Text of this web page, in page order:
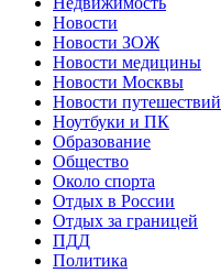
Новости
Новости ЗОЖ
Новости медицины
Новости Москвы
Новости путешествий
Ноутбуки и ПК
Образование
Общество
Около спорта
Отдых в России
Отдых за границей
ПДД
Политика